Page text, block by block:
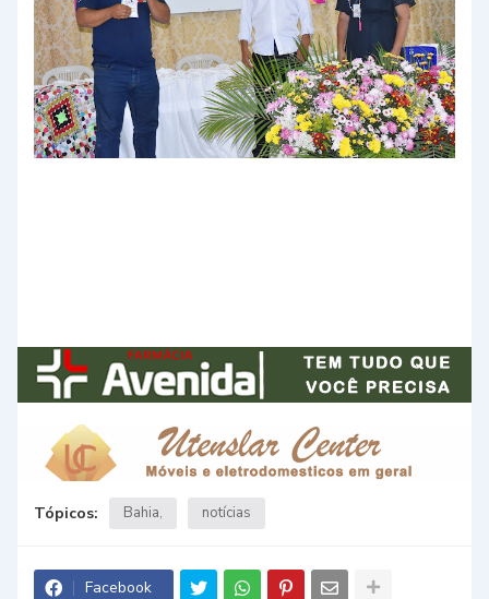
Tópicos: Bahia notícias
Facebook